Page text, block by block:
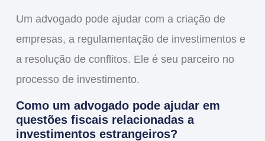
Um advogado pode ajudar com a criação de
empresas, a regulamentação de investimentos e
a resolução de conflitos. Ele é seu parceiro no
processo de investimento.
Como um advogado pode ajudar em
questões fiscais relacionadas a
investimentos estrangeiros?